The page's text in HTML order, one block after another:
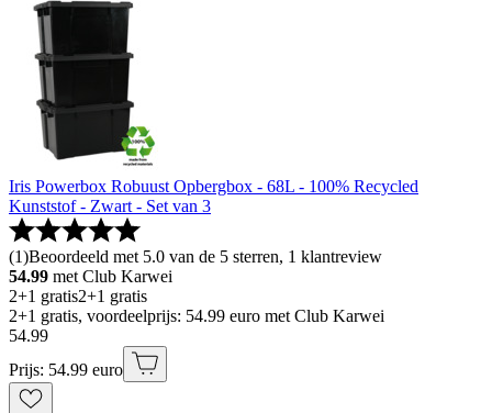
Iris Powerbox Robuust Opbergbox - 68L - 100% Recycled
Kunststof - Zwart - Set van 3
(1)Beoordeeld met 5.0 van de 5 sterren, 1 klantreview
54.99 met Club Karwei
2+1 gratis2+1 gratis
2+1 gratis, voordeelprijs: 54.99 euro met Club Karwei
54.99
Prijs: 54.99 euro